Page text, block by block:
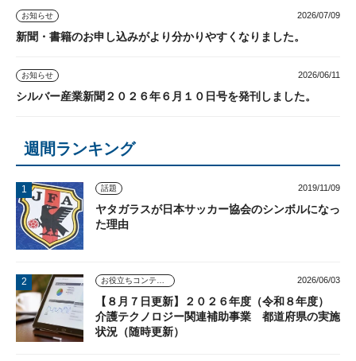
お知らせ 2026/07/09
新聞・書籍のお申し込みがより分かりやすくなりました。
お知らせ 2026/06/11
シルバー産業新聞２０２６年６月１０日号を発刊しました。
週間ランキング
話題 2019/11/09
ヤタガラスが日本サッカー協会のシンボルになっ
た理由
2026/06/03
【８月７日更新】２０２６年度（令和８年度）
介護テクノロジー関連補助事業 都道府県の実施
状況（随時更新）